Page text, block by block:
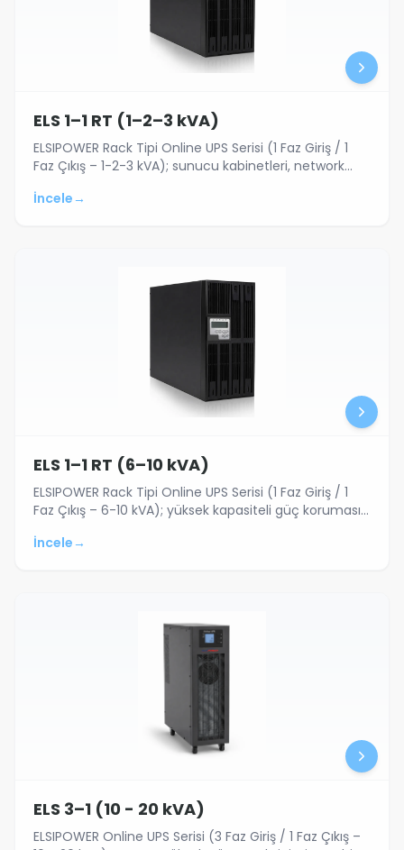
ELS 1–1 RT (1–2–3 kVA)
ELSIPOWER Rack Tipi Online UPS Serisi (1 Faz Giriş / 1
Faz Çıkış – 1-2-3 kVA); sunucu kabinetleri, network
İncele →
ELS 1–1 RT (6–10 kVA)
ELSIPOWER Rack Tipi Online UPS Serisi (1 Faz Giriş / 1
Faz Çıkış – 6-10 kVA); yüksek kapasiteli güç koruması
İncele →
ELS 3–1 (10 - 20 kVA)
ELSIPOWER Online UPS Serisi (3 Faz Giriş / 1 Faz Çıkış –